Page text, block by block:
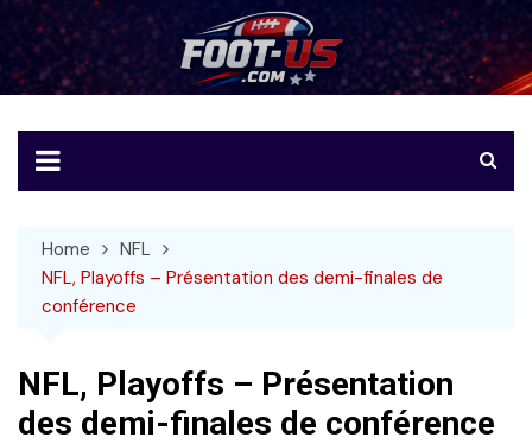
to
content
Foot-US
Le football américain en français
Home
NFL
NFL, Playoffs – Présentation des demi-finales de
conférence
NFL, Playoffs – Présentation
des demi-finales de conférence